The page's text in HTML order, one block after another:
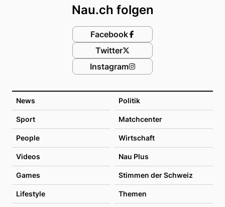
News Politik
Sport Matchcenter
People Wirtschaft
Videos Nau Plus
Games Stimmen der Schweiz
Lifestyle Themen
Nau.ch folgen
Facebook
Twitter
Instagram